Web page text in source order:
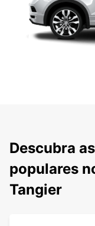
Descubra
populares
Tangier